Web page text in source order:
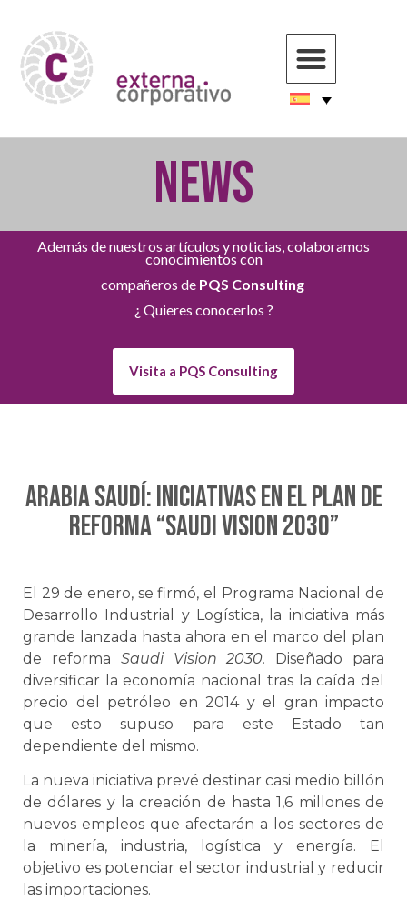
NEWS
Además de nuestros artículos y noticias, colaboramos
conocimientos con
compañeros de PQS Consulting
¿ Quieres conocerlos ?
Visita a PQS Consulting
ARABIA SAUDÍ: Iniciativas en el Plan de
Reforma “Saudi Vision 2030”
El 29 de enero, se firmó, el Programa Nacional de
Desarrollo Industrial y Logística, la iniciativa más
grande lanzada hasta ahora en el marco del plan
de reforma Saudi Vision 2030. Diseñado para
diversificar la economía nacional tras la caída del
precio del petróleo en 2014 y el gran impacto
que esto supuso para este Estado tan
dependiente del mismo.
La nueva iniciativa prevé destinar casi medio billón
de dólares y la creación de hasta 1,6 millones de
nuevos empleos que afectarán a los sectores de
la minería, industria, logística y energía. El
objetivo es potenciar el sector industrial y reducir
las importaciones.